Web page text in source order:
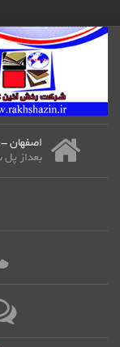
اصفهان -
بعداز پل